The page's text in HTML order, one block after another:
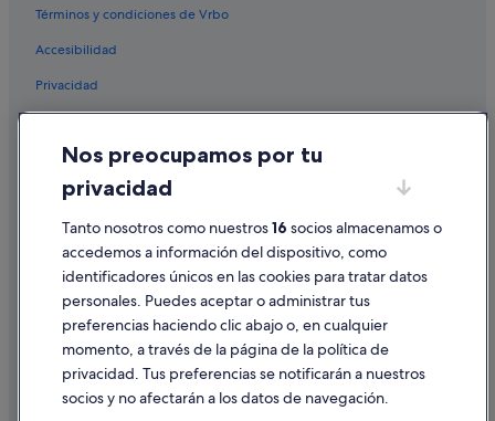
Pensiones en Sant Vicent del Raspeig
Campings de caravanas en Montanejos
Hoteles con todo incluido en Marina d'Or - Ciudad de Vacaciones
Hoteles con todo incluido en Calpe
Pensiones en Elda
Paradores hoteles en Casco antiguo de Peñíscola
Calpe hoteles
Casas privadas de vacaciones en Peñíscola
Pensiones en Castelló de la Plana
Cullera hoteles
Pensiones en Burjassot
Campings de caravanas en Cullera
Términos y condiciones de Vrbo
Accesibilidad
Privacidad
Condiciones de uso
Información legal/contacto
Pautas sobre el contenido y cómo denunciar contenido
Ayuda
Cancelar un vuelo
Cancelar una reserva de hotel o de un alquiler vacacional
Nos preocupamos por tu
privacidad
Tanto nosotros como nuestros16 socios almacenamos o
accedemos a información del dispositivo, como
identificadores únicos en las cookies para tratar datos
personales. Puedes aceptar o administrar tus
preferencias haciendo clic abajo o, en cualquier
momento, a través de la página de la política de
privacidad. Tus preferencias se notificarán a nuestros
socios y no afectarán a los datos de navegación.